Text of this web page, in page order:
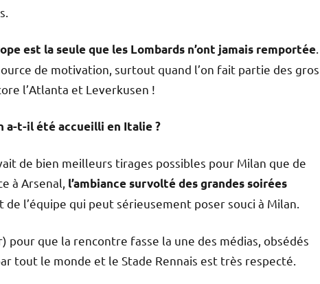
est la seule que les Lombards n’ont jamais remportée
de motivation, surtout quand l’on fait partie des gros
l’Atlanta et Leverkusen !
a-t-il été accueilli en Italie ?
de bien meilleurs tirages possibles pour Milan que de
à Arsenal, l’ambiance survolté des grandes soirées
de l’équipe qui peut sérieusement poser souci à Milan.
que la rencontre fasse la une des médias, obsédés
tout le monde et le Stade Rennais est très respecté.